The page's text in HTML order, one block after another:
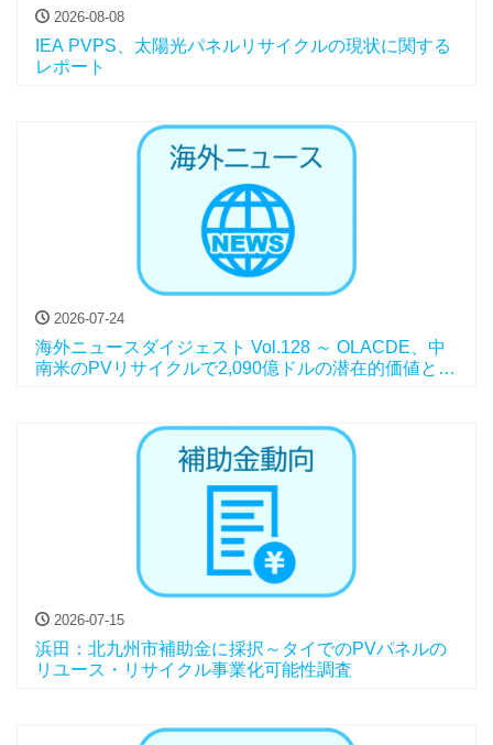
2026-08-08
IEA PVPS、太陽光パネルリサイクルの現状に関する
レポート
2026-07-24
海外ニュースダイジェスト Vol.128 ～ OLACDE、中
南米のPVリサイクルで2,090億ドルの潜在的価値と報
2026-07-15
浜田：北九州市補助金に採択～タイでのPVパネルの
リユース・リサイクル事業化可能性調査